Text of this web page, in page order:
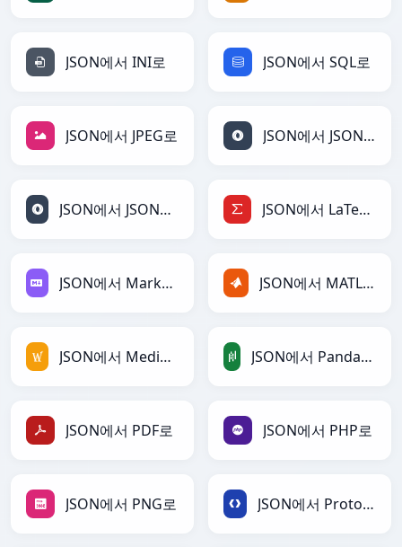
JSON에서 INI로 JSON에서 SQL로
JSON에서 JPEG로 JSON에서 JSON로
JSON에서 JSONLines로 JSON에서 LaTeX로
JSON에서 Markdown로 JSON에서 MATLAB로
JSON에서 MediaWiki로 JSON에서 PandasDataFrame로
JSON에서 PDF로 JSON에서 PHP로
JSON에서 PNG로 JSON에서 Protobuf로